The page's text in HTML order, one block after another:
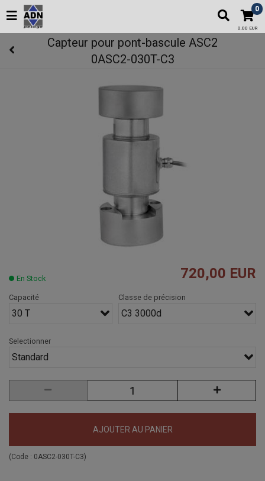
0
0,00 EUR
Capteur pour pont-bascule ASC2
0ASC2-030T-C3
En Stock 720,00 EUR
Capacité
30 T
Classe de précision
C3 3000d
Selectionner
Standard
AJOUTER AU PANIER
(Code : 0ASC2-030T-C3)